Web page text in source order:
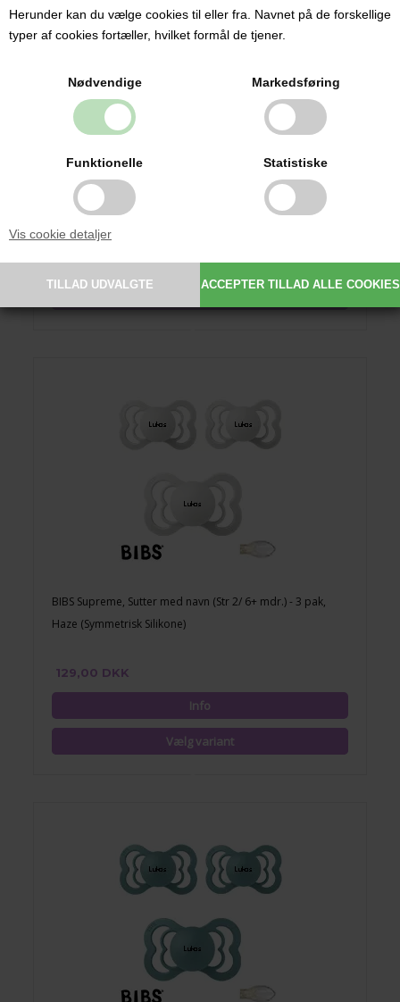
Herunder kan du vælge cookies til eller fra. Navnet på de forskellige
typer af cookies fortæller, hvilket formål de tjener.
Nødvendige Markedsføring
Funktionelle Statistiske
Vis cookie detaljer
BIBS Supreme, Sutter med navn (Str 2/ 6+ mdr.) - 3 pak,
Blush (Symmetrisk Silikone)
129,00 DKK
BIBS Supreme, Sutter med navn (Str 2/ 6+ mdr.) - 3 pak,
Haze (Symmetrisk Silikone)
129,00 DKK